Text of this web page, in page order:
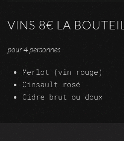
VINS 8€ LA
pour 4 personnes
Merlot (vin rouge)
Cinsault rosé
Cidre brut ou doux